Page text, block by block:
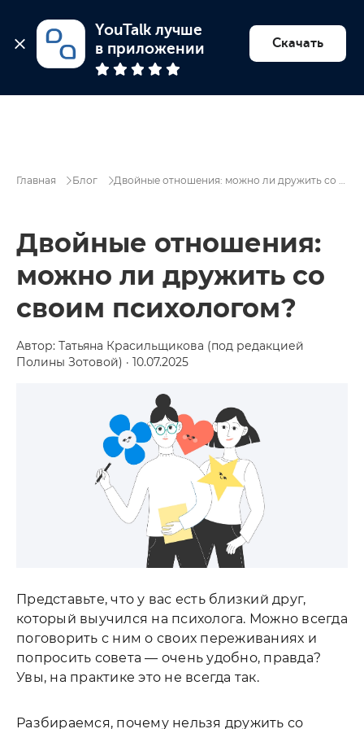
YouTalk лучше
в приложении
Скачать
Найти психолога
Главная Блог Двойные отношения: можно ли дружить со своим психологом?
Двойные отношения:
можно ли дружить со
своим психологом?
Автор: Татьяна Красильщикова (под редакцией
Полины Зотовой) · 10.07.2025
Представьте, что у вас есть близкий друг,
который выучился на психолога. Можно всегда
поговорить с ним о своих переживаниях и
попросить совета — очень удобно, правда?
Увы, на практике это не всегда так.
Разбираемся, почему нельзя дружить со